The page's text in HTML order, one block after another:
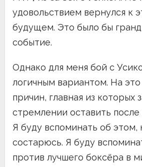
удовольствием вернулся к
будущем. Это было бы
событие.
Однако для меня бой с
логичным вариантом. На
причин, главная из которых
стремлении оставить после
Я буду вспоминать об этом,
состарюсь. Я буду
против лучшего боксёра в